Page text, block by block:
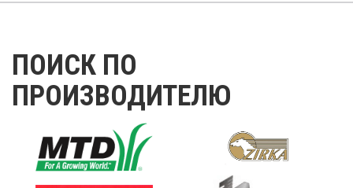
ПОИСК ПО
ПРОИЗВОДИТЕЛЮ